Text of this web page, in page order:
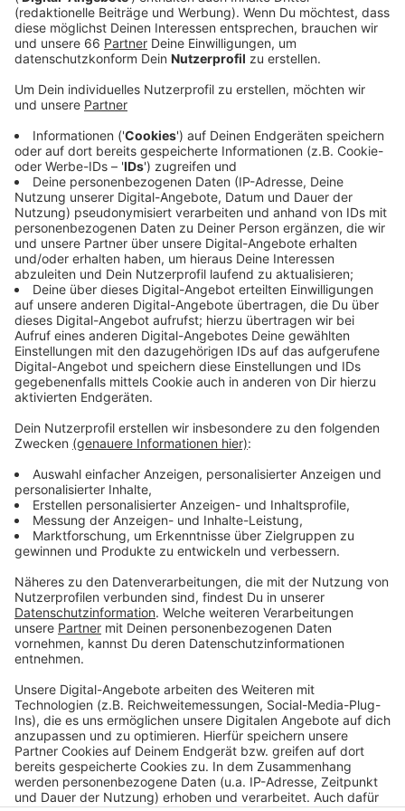
Veröffentlicht:Mittwoch, 04.05.2022 06:23
Außerdem sollen sich die Ausbildungsbedingungen
verbessern. Die Uni-Klinik Düsseldorf befürchtet in der
Folge des Streiks größere Einschränkungen in der
Versorgung der Patientinnen und Patienten. Es wird an
allen sechs Uni-Kliniken in NRW gestreikt.
Anzeige
Weitere Infos und Links zum Thema
Anzeige
"Notruf Entlastung NRW" - Kampagne von Ver.di
und Mitarbeitenden der Branche
Ver.di NRW: Mitglieder stimmen deutlich für Streik
Uni-Klinik befürchtet schlechtere
Patientversorgung heute
Bereits im vergangenen Jahr gab's hier
Warnstreiks
Anzeige
Anzeige